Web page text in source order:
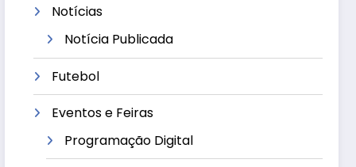
Notícias
Notícia Publicada
Futebol
Eventos e Feiras
Programação Digital